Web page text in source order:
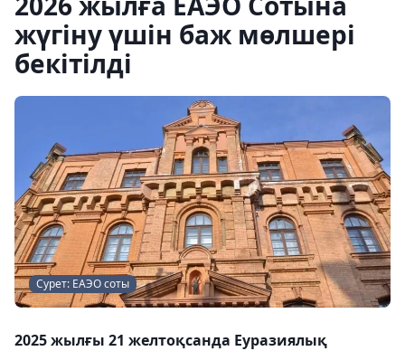
жүгіну үшін баж мөлшері
бекітілді
Сурет: ЕАЭО соты
2025 жылғы 21 желтоқсанда Еуразиялық